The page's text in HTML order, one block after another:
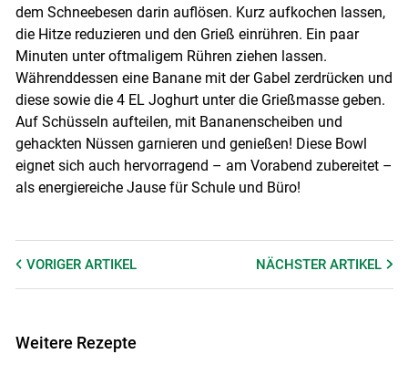
Skip to main content
dem Schneebesen darin auflösen. Kurz aufkochen lassen,
die Hitze reduzieren und den Grieß einrühren. Ein paar
Minuten unter oftmaligem Rühren ziehen lassen.
Währenddessen eine Banane mit der Gabel zerdrücken und
diese sowie die 4 EL Joghurt unter die Grießmasse geben.
Auf Schüsseln aufteilen, mit Bananenscheiben und
gehackten Nüssen garnieren und genießen! Diese Bowl
eignet sich auch hervorragend – am Vorabend zubereitet –
als energiereiche Jause für Schule und Büro!
VORIGER ARTIKEL NÄCHSTERARTIKEL
Weitere Rezepte